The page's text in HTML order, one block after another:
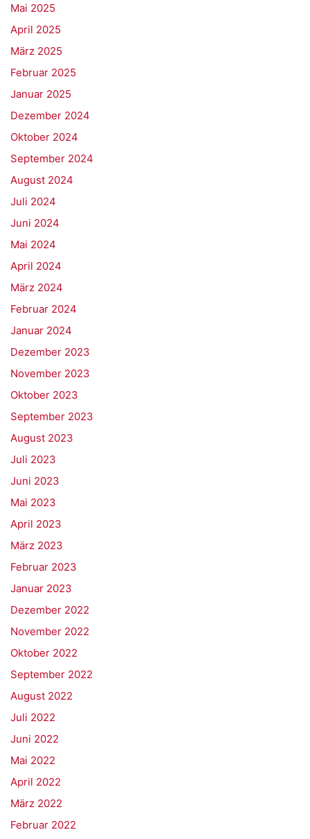
Mai 2025
April 2025
März 2025
Februar 2025
Januar 2025
Dezember 2024
Oktober 2024
September 2024
August 2024
Juli 2024
Juni 2024
Mai 2024
April 2024
März 2024
Februar 2024
Januar 2024
Dezember 2023
November 2023
Oktober 2023
September 2023
August 2023
Juli 2023
Juni 2023
Mai 2023
April 2023
März 2023
Februar 2023
Januar 2023
Dezember 2022
November 2022
Oktober 2022
September 2022
August 2022
Juli 2022
Juni 2022
Mai 2022
April 2022
März 2022
Februar 2022